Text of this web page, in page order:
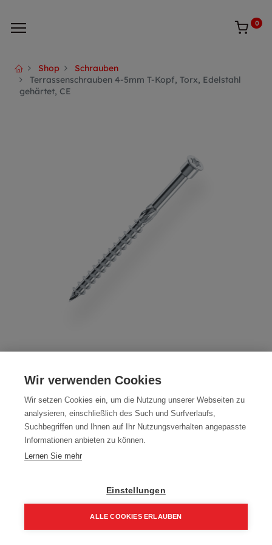
0
Shop
Schrauben
Terrassenschrauben 4-5mm T-Kopf, Torx, Edelstahl
gehärtet, CE
Torx, Edelstahl gehärtet, CE
Artikelnummer:70111-4040
Edelstahl gehärtet Schabenut
Farbe: Edelstahl
14,00€ 20,00€
7,00 € / 100 Stk.
Wir verwenden Cookies
Wir setzen Cookies ein, um die Nutzung unserer Webseiten zu
analysieren, einschließlich des Such und Surfverlaufs,
Suchbegriffen und Ihnen auf Ihr Nutzungsverhalten angepasste
Informationen anbieten zu können.
Lernen Sie mehr
Einstellungen
ALLE COOKIES ERLAUBEN